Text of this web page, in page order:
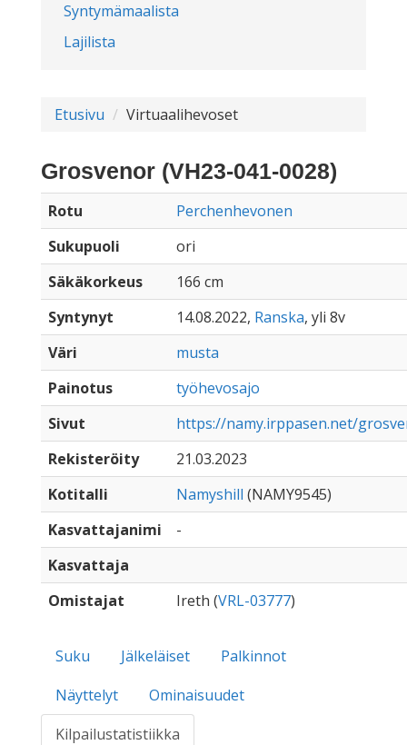
Syntymämaalista
Lajilista
Etusivu Virtuaalihevoset
Grosvenor (VH23-041-0028)
Rotu
Perchenhevonen
Sukupuoli
ori
Säkäkorkeus
166 cm
Syntynyt
14.08.2022, Ranska, yli 8v
Väri
musta
Painotus
työhevosajo
Sivut
https://namy.irppasen.net/
Rekisteröity
21.03.2023
Kotitalli
Namyshill (NAMY9545)
Kasvattajanimi
-
Kasvattaja
Omistajat
Ireth (VRL-03777)
Suku Jälkeläiset
Palkinnot
Näyttelyt
Ominaisuudet
Kilpailustatistiikka